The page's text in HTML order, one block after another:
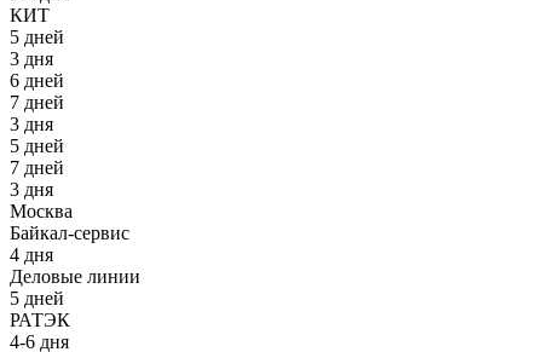
КИТ
5 дней
3 дня
6 дней
7 дней
3 дня
5 дней
7 дней
3 дня
Москва
Байкал-сервис
4 дня
Деловые линии
5 дней
РАТЭК
4-6 дня